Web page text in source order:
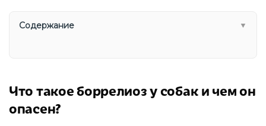
Содержание ▼
Что такое боррелиоз у собак и чем он
опасен?